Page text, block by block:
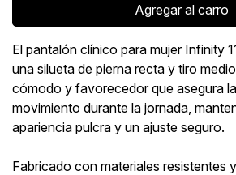
Agregar al carro
El pantalón clínico para mujer Infinity
una silueta de pierna recta y tiro
cómodo y favorecedor que asegura
movimiento durante la jornada,
apariencia pulcra y un ajuste seguro.
Fabricado con materiales resistentes